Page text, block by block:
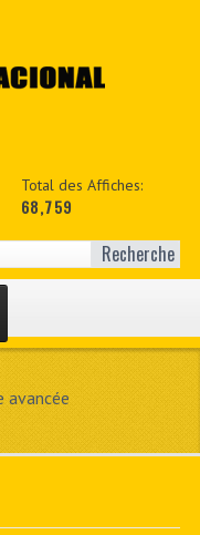
Total des Affiches:
68,759
Recherche
avancée